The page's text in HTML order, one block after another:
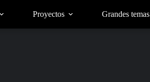
Proyectos Grandes temas